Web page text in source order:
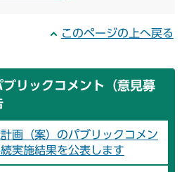
このページの上へ戻る
リックコメント（意見募
画（案）のパブリックコメン
実施結果を公表します